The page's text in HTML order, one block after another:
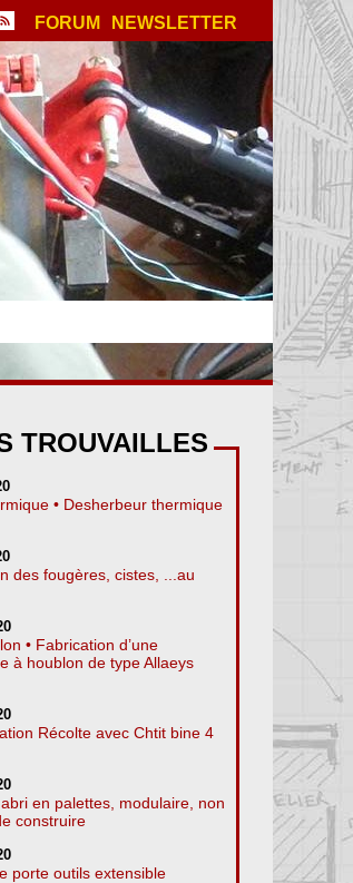
FORUM NEWSLETTER
TROUVAILLES
• Desherbeur thermique
des fougères, cistes, ...au
• Fabrication d’une
à houblon de type Allaeys
Récolte avec Chtit bine 4
en palettes, modulaire, non
construire
porte outils extensible